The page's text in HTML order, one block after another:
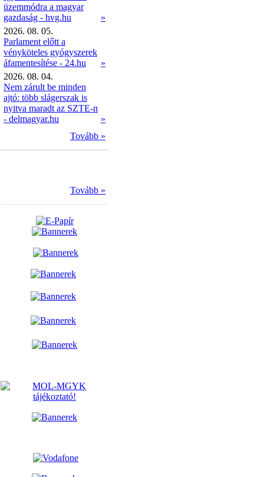
üzemmódra a magyar
gazdaság - hvg.hu
»
2026. 08. 05.
Parlament előtt a
vényköteles gyógyszerek
áfamentesítése - 24.hu
»
2026. 08. 04.
Nem zárult be minden
ajtó: több slágerszak is
nyitva maradt az SZTE-n
- delmagyar.hu
»
Tovább »
Tovább »